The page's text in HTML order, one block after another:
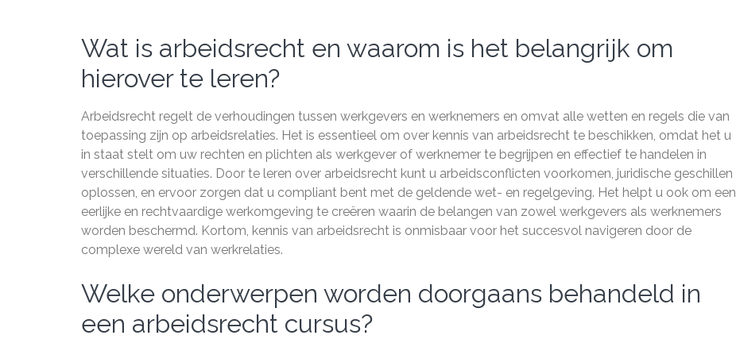
Wat is arbeidsrecht en waarom is het belangrijk om
hierover te leren?
Arbeidsrecht regelt de verhoudingen tussen werkgevers en werknemers en omvat alle wetten en regels die van
toepassing zijn op arbeidsrelaties. Het is essentieel om over kennis van arbeidsrecht te beschikken, omdat het u
in staat stelt om uw rechten en plichten als werkgever of werknemer te begrijpen en effectief te handelen in
verschillende situaties. Door te leren over arbeidsrecht kunt u arbeidsconflicten voorkomen, juridische geschillen
oplossen, en ervoor zorgen dat u compliant bent met de geldende wet- en regelgeving. Het helpt u ook om een
eerlijke en rechtvaardige werkomgeving te creëren waarin de belangen van zowel werkgevers als werknemers
worden beschermd. Kortom, kennis van arbeidsrecht is onmisbaar voor het succesvol navigeren door de
complexe wereld van werkrelaties.
Welke onderwerpen worden doorgaans behandeld in
een arbeidsrecht cursus?